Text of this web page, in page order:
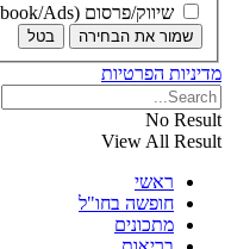
שיווק/פרסום (Facebook/Ads)
שמור את הבחירה בטל
מדיניות הפרטיות
No Result
View All Result
ראשי
חופשה בחו"ל
מתכונים